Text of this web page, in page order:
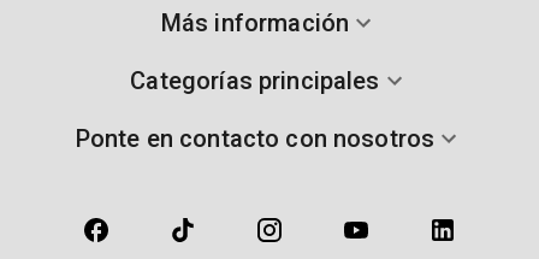
Más información
Categorías principales
Ponte en contacto con nosotros